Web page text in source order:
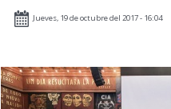
Jueves, 19 de octubre del 2017 - 16:04